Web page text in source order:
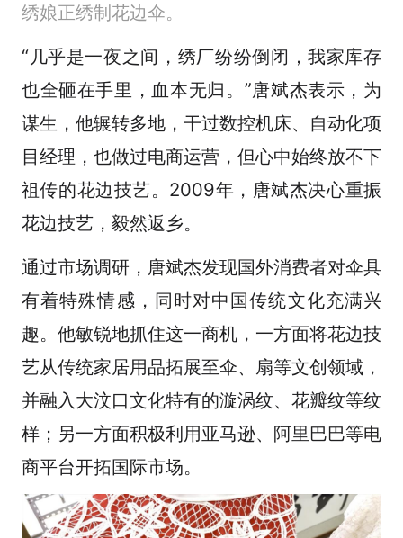
绣娘正绣制花边伞。
“几乎是一夜之间，绣厂纷纷倒闭，我家库存
也全砸在手里，血本无归。”唐斌杰表示，为
谋生，他辗转多地，干过数控机床、自动化项
目经理，也做过电商运营，但心中始终放不下
祖传的花边技艺。2009年，唐斌杰决心重振
花边技艺，毅然返乡。
通过市场调研，唐斌杰发现国外消费者对伞具
有着特殊情感，同时对中国传统文化充满兴
趣。他敏锐地抓住这一商机，一方面将花边技
艺从传统家居用品拓展至伞、扇等文创领域，
并融入大汶口文化特有的漩涡纹、花瓣纹等纹
样；另一方面积极利用亚马逊、阿里巴巴等电
商平台开拓国际市场。